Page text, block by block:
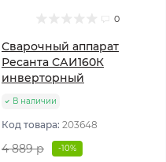
0
Сварочный аппарат
Ресанта САИ160К
инверторный
В наличии
Код товара: 203648
4 889 р -10%